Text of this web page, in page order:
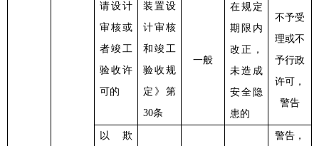
请设计
审核或
者竣工
验收许
可的
装置设
计审核
和竣工
验收规
定》第
30条
一般
在规定
期限内
改正，
未造成
安全隐
患的
不予受
理或不
予行政
许可，
警告
以欺 警告，